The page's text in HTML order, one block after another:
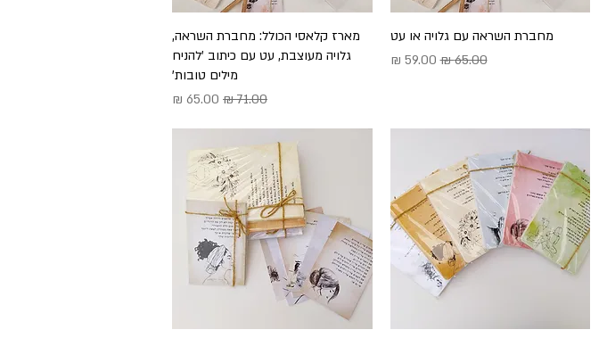
תצוגה מהירה
מחברת השראה עם גלויה או עט
מחיר רגיל‏65.00 ‏₪ מחיר מבצע
תצוגה מהירה
מארז קלאסי הכולל: מחברת השראה,
גלויה מעוצבת, עט עם כיתוב 'להניח
מילים טובות'
מחיר רגיל מחיר מבצע